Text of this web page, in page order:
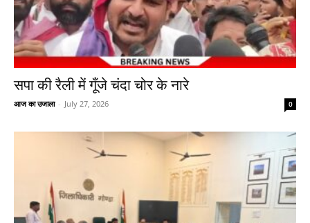
सपा की रैली में गूँजे चंदा चोर के नारे
आज का उजाला - July 27, 2026 0